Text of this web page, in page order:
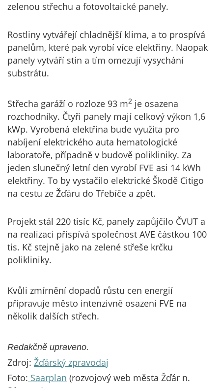
zelenou střechu a fotovoltaické panely.
Rostliny vytvářejí chladnější klima, a to prospívá
panelům, které pak vyrobí více elektřiny. Naopak
panely vytváří stín a tím omezují vysychání
substrátu.
Střecha garáží o rozloze 93 m2 je osazena
rozchodníky. Čtyři panely mají celkový výkon 1,6
kWp. Vyrobená elektřina bude využita pro
nabíjení elektrického auta hematologické
laboratoře, případně v budově polikliniky. Za
jeden slunečný letní den vyrobí FVE asi 14 kWh
elektřiny. To by vystačilo elektrické Škodě Citigo
na cestu ze Žďáru do Třebíče a zpět.
Projekt stál 220 tisíc Kč, panely zapůjčilo ČVUT a
na realizaci přispívá společnost AVE částkou 100
tis. Kč stejně jako na zelené střeše krčku
polikliniky.
Kvůli zmírnění dopadů růstu cen energií
připravuje město intenzivně osazení FVE na
několik dalších střech.
Redakčně upraveno.
Zdroj: Žďárský zpravodaj
Foto: Saarplan (rozvojový web města Žďár n.